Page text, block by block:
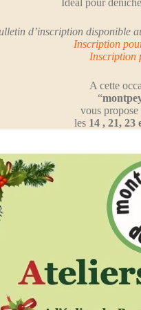
Idéal pour
d’inscription disponible
Inscription
Inscription
A cette
“
vous propose
les 14 , 21, 23